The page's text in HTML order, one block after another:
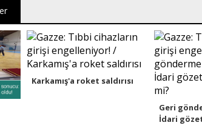
Karkamış'a roket saldırısı
Geri
İdari